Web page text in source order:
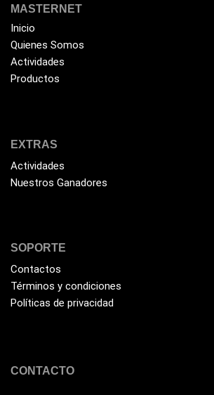
MASTERNET
Inicio
Quienes Somos
Actividades
Productos
EXTRAS
Actividades
Nuestros Ganadores
SOPORTE
Contactos
Términos y condiciones
Políticas de privacidad
CONTACTO